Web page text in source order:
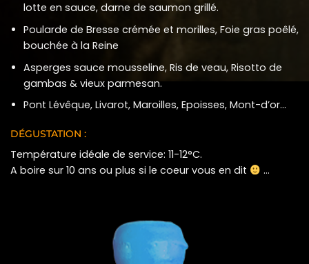
lotte en sauce, darne de saumon grillé.
Poularde de Bresse crémée et morilles, Foie gras poêlé,
bouchée à la Reine
Asperges sauce mousseline, Ris de veau, Risotto de
gambas & vieux parmesan.
Pont Lévêque, Livarot, Maroilles, Epoisses, Mont-d’or…
DÉGUSTATION :
Température idéale de service: 11-12°C.
A boire sur 10 ans ou plus si le coeur vous en dit
…